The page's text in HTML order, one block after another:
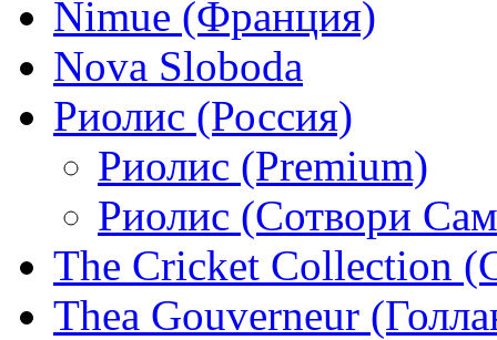
Nimue (Франция)
Nova Sloboda
Риолис (Россия)
Риолис (Premium)
Риолис (Сотвори
The Cricket Collection
Thea Gouverneur